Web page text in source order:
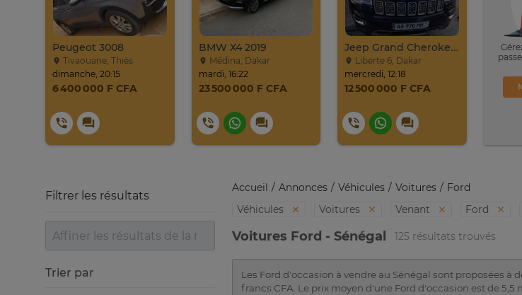
Peugeot 3008
Tivaouane, Thiès
dimanche, 20:15
6 400 000 F CFA
BMW X4 2019
Médina, Dakar
mardi, 16:22
23 500 000 F CFA
Jeep Grand Cherokee Overland 2019 À Vendre
Liberte 6, Dakar
mercredi, 12:18
12 500 000 F CFA
Accueil Annonces Véhicules Voitures
Ford
Véhicules
Voitures Venant Ford
Voitures Ford - Sénégal 125 résultats trouvés
Les Ford d'occasion à vendre au Sénégal sont proposées
francs CFA. Le prix moyen d'une Ford d'occasion est de
Filtrer les résultats
Trier par